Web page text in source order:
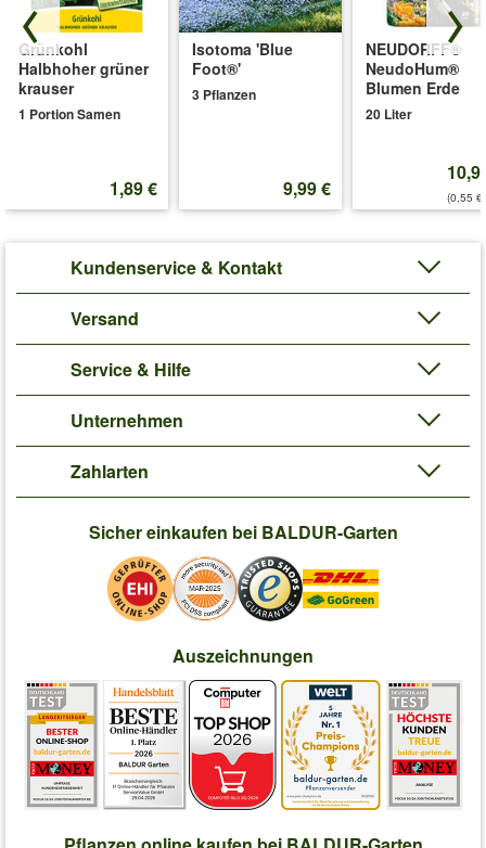
Grünkohl
Halbhoher grüner
krauser
1 Portion Samen
1,89 €
Isotoma 'Blue
Foot®'
3 Pflanzen
9,99 €
NEUDORFF®
NeudoHum®
Blumen Erde
20 Liter
(0,55
Kundenservice & Kontakt
Versand
Service & Hilfe
Unternehmen
Zahlarten
Sicher einkaufen bei BALDUR-Garten
Auszeichnungen